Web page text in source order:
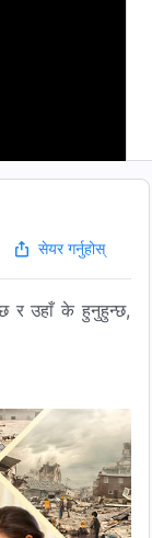
सेयर गर्नुहोस्
छ र उहाँ के हुनुहुन्छ,